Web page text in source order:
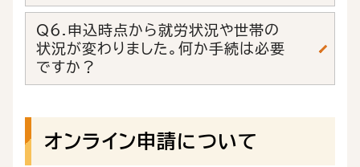
Q6.申込時点から就労状況や世帯の
状況が変わりました。何か手続は必要
ですか？
オンライン申請について